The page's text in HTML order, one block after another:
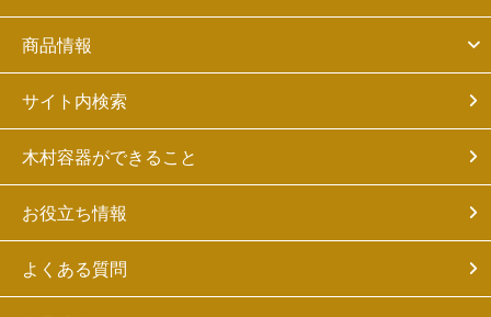
商品情報
サイト内検索
木村容器ができること
お役立ち情報
よくある質問